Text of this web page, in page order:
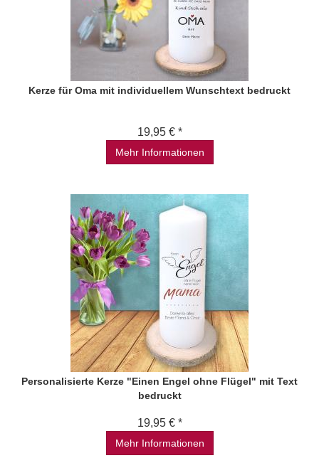
Kerze für Oma mit individuellem Wunschtext bedruckt
19,95 € *
Mehr Informationen
Personalisierte Kerze "Einen Engel ohne Flügel" mit Text
bedruckt
19,95 € *
Mehr Informationen